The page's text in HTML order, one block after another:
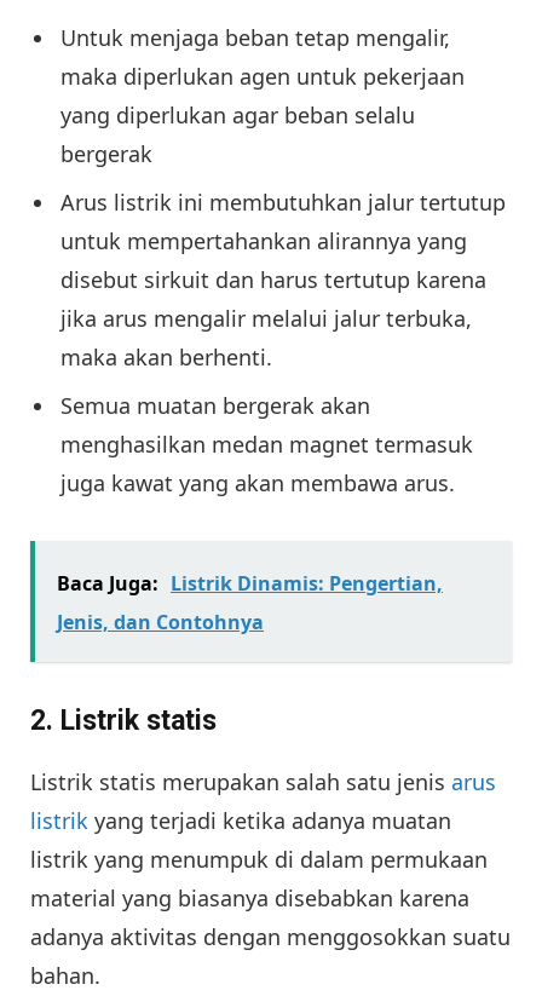
Untuk menjaga beban tetap mengalir,
maka diperlukan agen untuk pekerjaan
yang diperlukan agar beban selalu
bergerak
Arus listrik ini membutuhkan jalur tertutup
untuk mempertahankan alirannya yang
disebut sirkuit dan harus tertutup karena
jika arus mengalir melalui jalur terbuka,
maka akan berhenti.
Semua muatan bergerak akan
menghasilkan medan magnet termasuk
juga kawat yang akan membawa arus.
Baca Juga: Listrik Dinamis: Pengertian,
Jenis, dan Contohnya
2. Listrik statis
Listrik statis merupakan salah satu jenis arus
listrik yang terjadi ketika adanya muatan
listrik yang menumpuk di dalam permukaan
material yang biasanya disebabkan karena
adanya aktivitas dengan menggosokkan suatu
bahan.